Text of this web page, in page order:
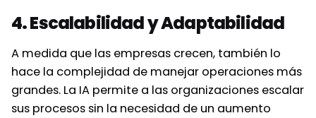
4. Escalabilidad y Adaptabilidad
A medida que las empresas crecen, también lo
hace la complejidad de manejar operaciones más
grandes. La IA permite a las organizaciones escalar
sus procesos sin la necesidad de un aumento